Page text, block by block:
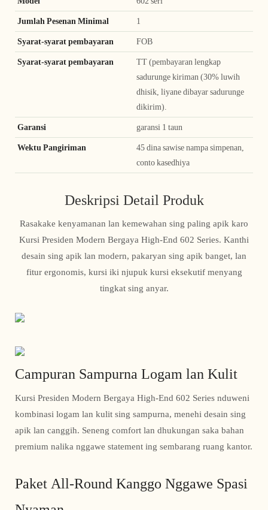
Jumlah Pesenan Minimal 1
Syarat-syarat pembayaran FOB
Syarat-syarat pembayaran
TT (pembayaran lengkap
sadurunge kiriman (30% luwih
dhisik, liyane dibayar sadurunge
dikirim).
Garansi garansi 1 taun
Wektu Pangiriman
45 dina sawise nampa simpenan,
conto kasedhiya
Deskripsi Detail Produk
Rasakake kenyamanan lan kemewahan sing paling apik karo
Kursi Presiden Modern Bergaya High-End 602 Series. Kanthi
desain sing apik lan modern, pakaryan sing apik banget, lan
fitur ergonomis, kursi iki njupuk kursi eksekutif menyang
tingkat sing anyar.
Campuran Sampurna Logam lan Kulit
Kursi Presiden Modern Bergaya High-End 602 Series nduweni
kombinasi logam lan kulit sing sampurna, menehi desain sing
apik lan canggih. Seneng comfort lan dhukungan saka bahan
premium nalika nggawe statement ing sembarang ruang kantor.
Paket All-Round Kanggo Nggawe Spasi